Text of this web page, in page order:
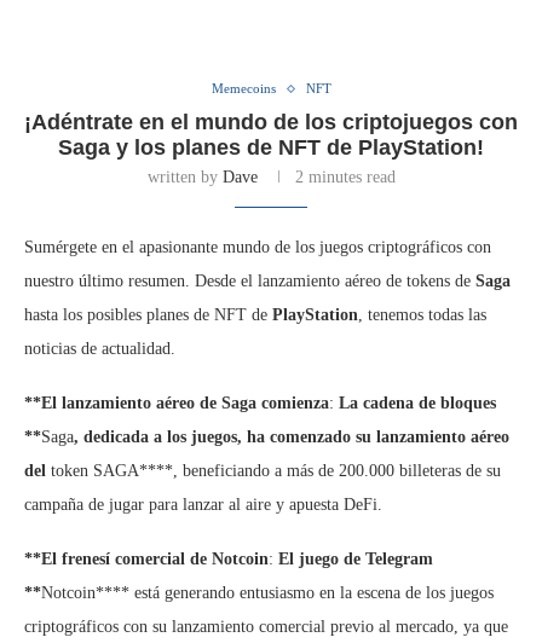
Memecoins NFT
¡Adéntrate en el mundo de los criptojuegos con
Saga y los planes de NFT de PlayStation!
written by Dave 2 minutes read
Sumérgete en el apasionante mundo de los juegos criptográficos con
nuestro último resumen. Desde el lanzamiento aéreo de tokens de Saga
hasta los posibles planes de NFT de PlayStation, tenemos todas las
noticias de actualidad.
**El lanzamiento aéreo de Saga comienza: La cadena de bloques
**Saga, dedicada a los juegos, ha comenzado su lanzamiento aéreo
del token SAGA****, beneficiando a más de 200.000 billeteras de su
campaña de jugar para lanzar al aire y apuesta DeFi.
**El frenesí comercial de Notcoin: El juego de Telegram
**Notcoin**** está generando entusiasmo en la escena de los juegos
criptográficos con su lanzamiento comercial previo al mercado, ya que